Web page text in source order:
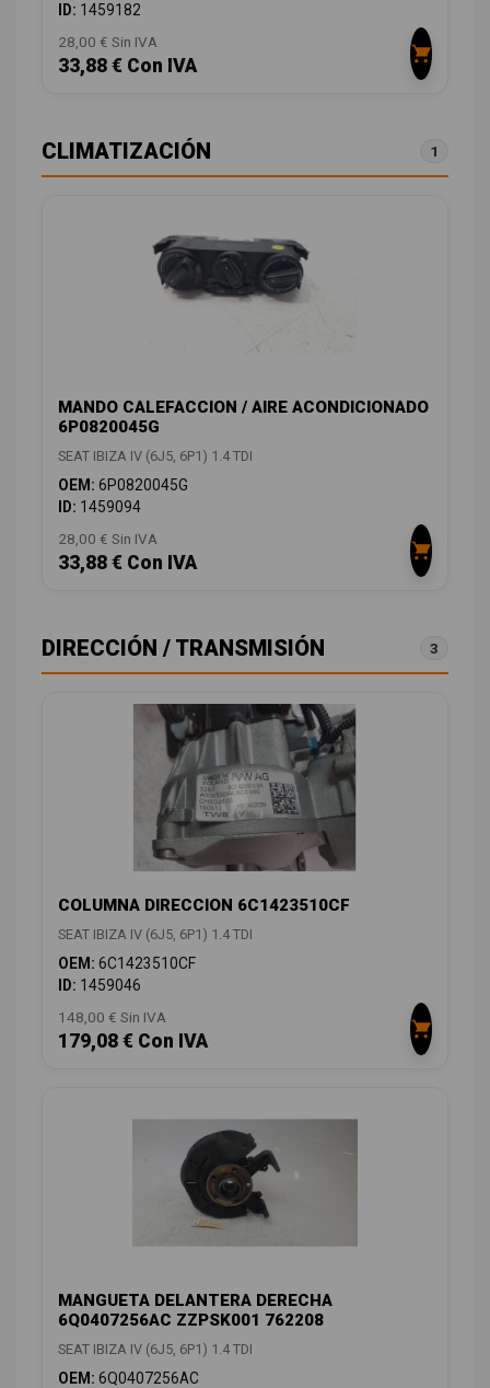
ID: 1459182
28,00 € Sin IVA
33,88 € Con IVA
CLIMATIZACIÓN 1
MANDO CALEFACCION / AIRE ACONDICIONADO
6P0820045G
SEAT IBIZA IV (6J5, 6P1) 1.4 TDI
OEM: 6P0820045G
ID: 1459094
28,00 € Sin IVA
33,88 € Con IVA
DIRECCIÓN / TRANSMISIÓN 3
COLUMNA DIRECCION 6C1423510CF
SEAT IBIZA IV (6J5, 6P1) 1.4 TDI
OEM: 6C1423510CF
ID: 1459046
148,00 € Sin IVA
179,08 € Con IVA
MANGUETA DELANTERA DERECHA
6Q0407256AC ZZPSK001 762208
SEAT IBIZA IV (6J5, 6P1) 1.4 TDI
OEM: 6Q0407256AC